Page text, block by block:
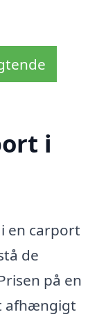
i
en carport
de
på en
afhængigt